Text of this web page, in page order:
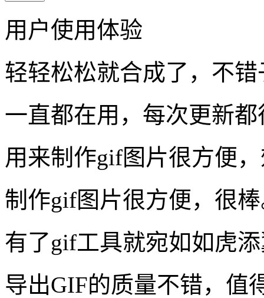
用户使用体验
轻轻松松就合成了，不错
一直都在用，每次更新
用来制作gif图片很方便
制作gif图片很方便，很
有了gif工具就宛如如虎
导出GIF的质量不错，值